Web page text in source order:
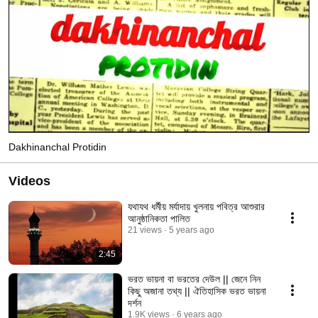
Dakhinanchal Protidin
Videos
2:45
যথাযথ ধর্মীয় মর্যাদায় খুলনায় পবিত্র আশুরার
আনুষ্ঠানিকতা পালিত
21 views 5 years ago
ভরত ভায়না বা ভরতের দেউল || জেনে নিন
কিছু অজানা তথ্য || ঐতিহাসিক ভরত ভায়না
দর্শন
1.9K views 6 years ago